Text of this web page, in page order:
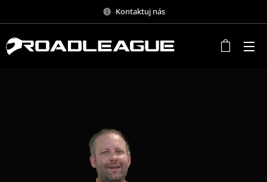
Kontaktuj nás